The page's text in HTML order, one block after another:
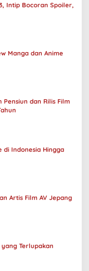
Intip Bocoran Spoiler,
Manga dan Anime
Pensiun dan Rilis Film
di Indonesia Hingga
Artis Film AV Jepang
Terlupakan